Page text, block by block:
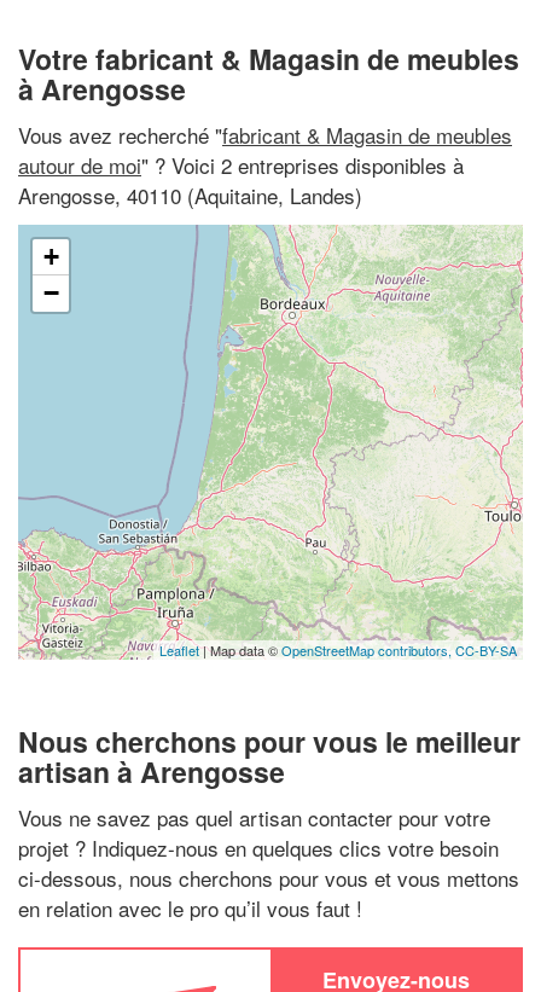
Votre fabricant & Magasin de meubles
à Arengosse
Vous avez recherché "fabricant & Magasin de meubles
autour de moi" ? Voici 2 entreprises disponibles à
Arengosse, 40110 (Aquitaine, Landes)
+
−
Leaflet| Map data ©OpenStreetMap contributors, CC-BY-SA
Nous cherchons pour vous le meilleur
artisan à Arengosse
Vous ne savez pas quel artisan contacter pour votre
projet ? Indiquez-nous en quelques clics votre besoin
ci-dessous, nous cherchons pour vous et vous mettons
en relation avec le pro qu’il vous faut !
Envoyez-nous